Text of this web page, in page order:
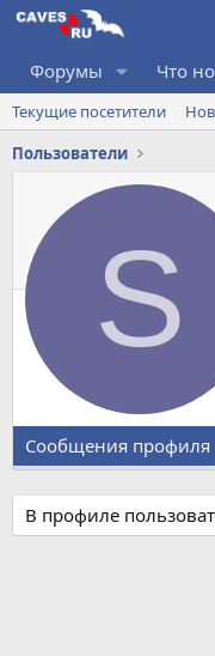
Форумы Что
Текущие посетители
Пользователи
S
Сообщения профиля
В профиле